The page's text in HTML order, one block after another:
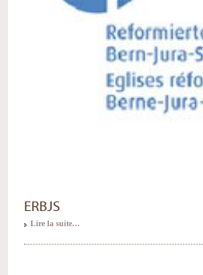
ERBJS
Lire la suite…